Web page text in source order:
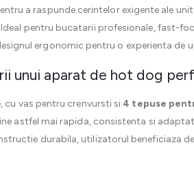
a raspunde cerintelor exigente ale
pentru bucatarii profesionale, fast-
ergonomic pentru o experienta de
unui aparat de hot dog
cu vas pentru crenvursti si 4 tepuse
astfel mai rapida, consistenta si
durabila, utilizatorul beneficiaza